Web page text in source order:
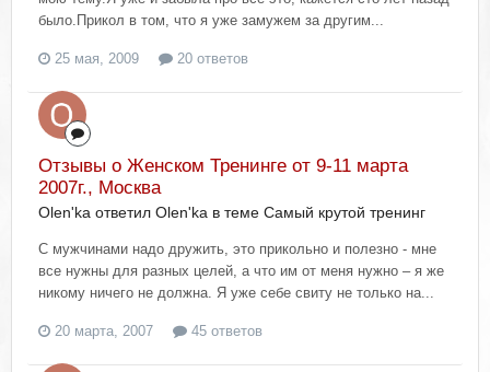
было.Прикол в том, что я уже замужем за другим...
25 мая, 2009 20 ответов
Отзывы о Женском Тренинге от 9-11 марта
2007г., Москва
Olen'ka ответил Olen'ka в теме Самый крутой тренинг
С мужчинами надо дружить, это прикольно и полезно - мне
все нужны для разных целей, а что им от меня нужно – я же
никому ничего не должна. Я уже себе свиту не только на...
20 марта, 2007 45 ответов